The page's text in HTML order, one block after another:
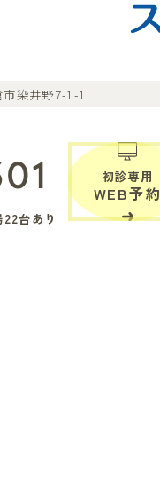
染井野7-1-1
台あり
初診専用
WEB予約